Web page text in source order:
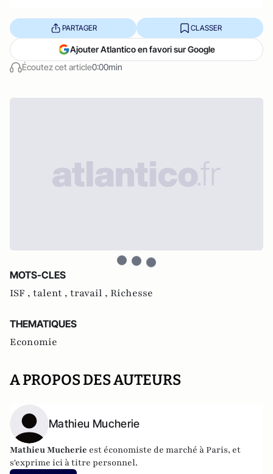
Écoutez cet article0:00min
PARTAGER CLASSER
Ajouter Atlantico en favori sur Google
MOTS-CLES
ISF , talent , travail , Richesse
THEMATIQUES
Economie
A PROPOS DES AUTEURS
Mathieu Mucherie
Mathieu Mucherie est économiste de marché à Paris, et
s'exprime ici à titre personnel.